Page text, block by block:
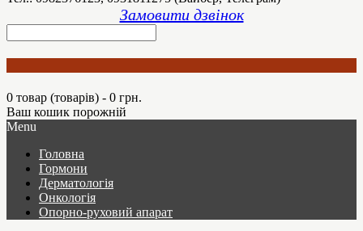
Замовити дзвінок
0 товар (товарів) - 0 грн.
Ваш кошик порожній
Menu
Головна
Гормони
Дерматологія
Онкологія
Опорно-руховий апарат